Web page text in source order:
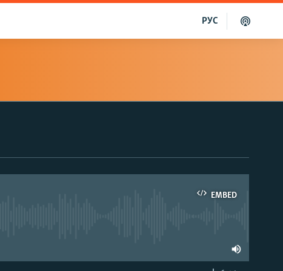
РУС
EMBED